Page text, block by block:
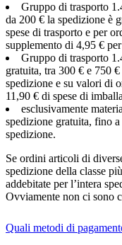
Gruppo di trasporto
da 200 € la spedizione è
spese di trasporto e per
supplemento di 4,95 €
Gruppo di trasporto
gratuita, tra 300 € e 750
spedizione e su valori di
11,90 € di spese di
esclusivamente
spedizione gratuita, fino
spedizione.
Se ordini articoli di
spedizione della classe
addebitate per l’intera
Ovviamente non ci sono
Quali metodi di